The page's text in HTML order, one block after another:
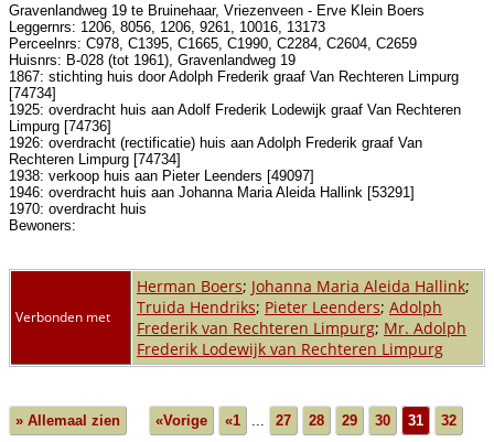
Gravenlandweg 19 te Bruinehaar, Vriezenveen - Erve Klein Boers
Leggernrs: 1206, 8056, 1206, 9261, 10016, 13173
Perceelnrs: C978, C1395, C1665, C1990, C2284, C2604, C2659
Huisnrs: B-028 (tot 1961), Gravenlandweg 19
1867: stichting huis door Adolph Frederik graaf Van Rechteren Limpurg
[74734]
1925: overdracht huis aan Adolf Frederik Lodewijk graaf Van Rechteren
Limpurg [74736]
1926: overdracht (rectificatie) huis aan Adolph Frederik graaf Van
Rechteren Limpurg [74734]
1938: verkoop huis aan Pieter Leenders [49097]
1946: overdracht huis aan Johanna Maria Aleida Hallink [53291]
1970: overdracht huis
Bewoners:
Verbonden met
Herman Boers; Johanna Maria Aleida Hallink;
Truida Hendriks; Pieter Leenders; Adolph
Frederik van Rechteren Limpurg; Mr. Adolph
Frederik Lodewijk van Rechteren Limpurg
» Allemaal zien «Vorige «1 ... 27 28 29 30 31 32